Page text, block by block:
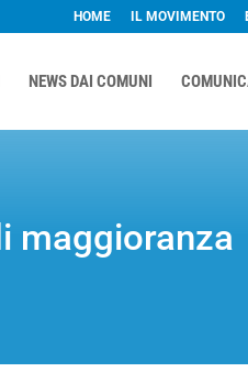
HOME IL MOVIMENTO
NEWS DAI COMUNI
maggioranza